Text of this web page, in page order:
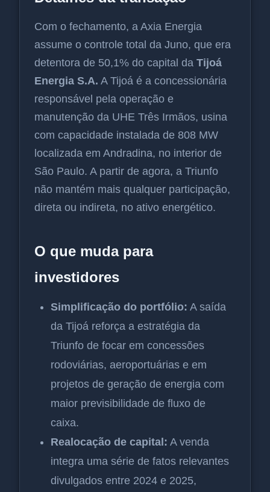
Com o fechamento, a Axia Energia
assume o controle total da Juno, que era
detentora de 50,1% do capital da Tijoá
Energia S.A. A Tijoá é a concessionária
responsável pela operação e
manutenção da UHE Três Irmãos, usina
com capacidade instalada de 808 MW
localizada em Andradina, no interior de
São Paulo. A partir de agora, a Triunfo
não mantém mais qualquer participação,
direta ou indireta, no ativo energético.
O que muda para
investidores
Simplificação do portfólio: A saída
da Tijoá reforça a estratégia da
Triunfo de focar em concessões
rodoviárias, aeroportuárias e em
projetos de geração de energia com
maior previsibilidade de fluxo de
caixa.
Realocação de capital: A venda
integra uma série de fatos relevantes
divulgados entre 2024 e 2025,